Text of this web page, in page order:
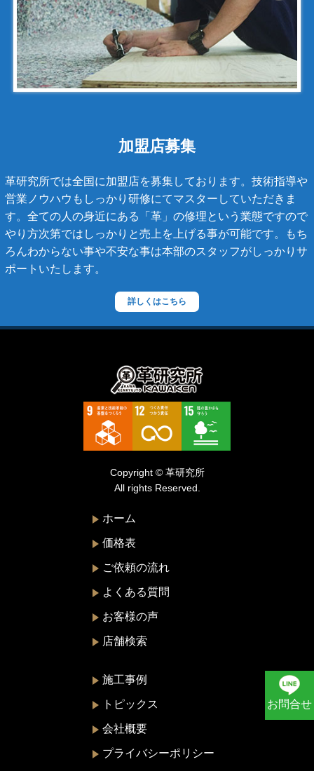
シャネル
アンティグアライン
カンボンライン
キャビアスキン
スコッチグレイン
ステラーズ
セリーヌ
ダニエル・ボブ
ディーゼル
トゥモローランド
ドルチェ&ガッバーナ
バレンシアガ
ハンティングワールド
ビーアンドビーイタリア
ピエール・カルダン
加盟店募集
革研究所では全国に加盟店を募集しております。技術指導や
営業ノウハウもしっかり研修にてマスターしていただきま
す。全ての人の身近にある「革」の修理という業態ですので
やり方次第ではしっかりと売上を上げる事が可能です。もち
ろんわからない事や不安な事は本部のスタッフがしっかりサ
ポートいたします。
詳しくはこちら
Copyright © 革研究所
All rights Reserved.
ホーム
価格表
ご依頼の流れ
よくある質問
お客様の声
店舗検索
施工事例
トピックス
会社概要
プライバシーポリシー
お問合せ